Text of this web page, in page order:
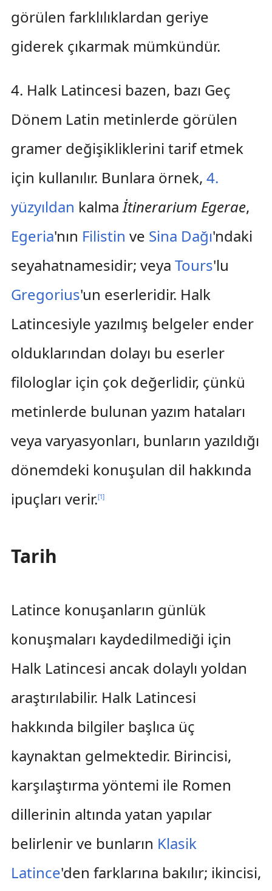
görülen farklılıklardan geriye
giderek çıkarmak mümkündür.
4. Halk Latincesi bazen, bazı Geç
Dönem Latin metinlerde görülen
gramer değişikliklerini tarif etmek
için kullanılır. Bunlara örnek, 4.
yüzyıldan kalmaİtinerarium Egerae,
Egeria'nın Filistin ve Sina Dağı'ndaki
seyahatnamesidir; veya Tours'lu
Gregorius'un eserleridir. Halk
Latincesiyle yazılmış belgeler ender
olduklarından dolayı bu eserler
filologlar için çok değerlidir, çünkü
metinlerde bulunan yazım hataları
veya varyasyonları, bunların yazıldığı
dönemdeki konuşulan dil hakkında
ipuçları verir.[1]
Tarih
Latince konuşanların günlük
konuşmaları kaydedilmediği için
Halk Latincesi ancak dolaylı yoldan
araştırılabilir. Halk Latincesi
hakkında bilgiler başlıca üç
kaynaktan gelmektedir. Birincisi,
karşılaştırma yöntemi ile Romen
dillerinin altında yatan yapılar
belirlenir ve bunların Klasik
Latince'den farklarına bakılır; ikincisi,